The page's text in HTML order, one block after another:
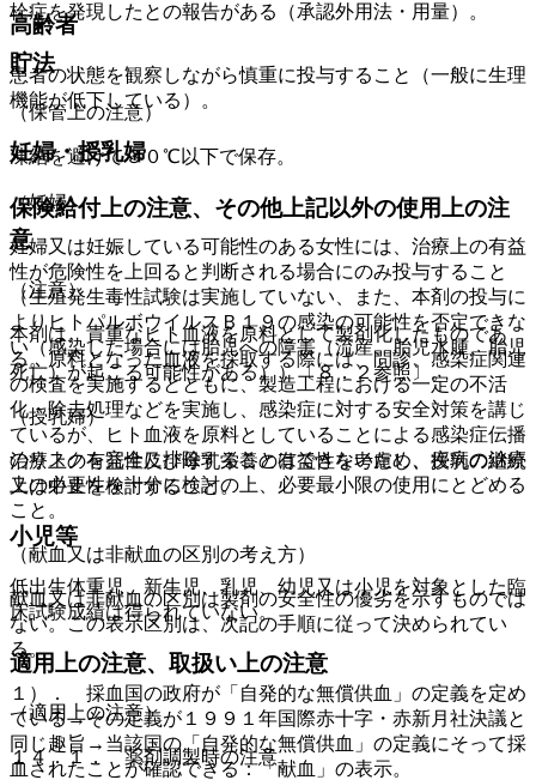
栓症を発現したとの報告がある（承認外用法・用量）。
貯法
（保管上の注意）
凍結を避けて３０℃以下で保存。
保険給付上の注意、その他上記以外の使用上の注
意
（注意）
本剤は、貴重なヒト血液を原料として製剤化したものであ
る。原料となった血液を採取する際には、問診、感染症関連
の検査を実施するとともに、製造工程における一定の不活
化・除去処理などを実施し、感染症に対する安全対策を講じ
ているが、ヒト血液を原料としていることによる感染症伝播
のリスクを完全に排除することはできないため、疾病の治療
上の必要性を十分に検討の上、必要最小限の使用にとどめる
こと。
（献血又は非献血の区別の考え方）
献血又は非献血の区別は製剤の安全性の優劣を示すものでは
ない。この表示区別は、次記の手順に従って決められてい
る。
１）． 採血国の政府が「自発的な無償供血」の定義を定め
ている→その定義が１９９１年国際赤十字・赤新月社決議と
同じ趣旨→当該国の「自発的な無償供血」の定義にそって採
血されたことが確認できる：「献血」の表示。
高齢者
患者の状態を観察しながら慎重に投与すること（一般に生理
機能が低下している）。
妊婦・授乳婦
（妊婦）
妊婦又は妊娠している可能性のある女性には、治療上の有益
性が危険性を上回ると判断される場合にのみ投与すること
（生殖発生毒性試験は実施していない、また、本剤の投与に
よりヒトパルボウイルスＢ１９の感染の可能性を否定できな
い（感染した場合には胎児への障害（流産、胎児水腫、胎児
死亡）が起こる可能性がある））〔８．２参照〕。
（授乳婦）
治療上の有益性及び母乳栄養の有益性を考慮し、授乳の継続
又は中止を検討すること。
小児等
低出生体重児、新生児、乳児、幼児又は小児を対象とした臨
床試験成績は得られていない。
適用上の注意、取扱い上の注意
（適用上の注意）
１４．１． 薬剤調製時の注意